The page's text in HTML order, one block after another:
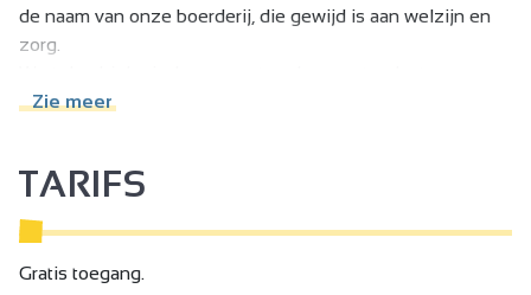
de naam van onze boerderij, die gewijd is aan welzijn en
zorg.
onze percelen met de hulp van onze ezel Iris. De rest
gesorteerd, verwerkt en verpakt op de boerderij. Ons
assortiment evolueert en varieert naargelang de bron.
Zie meer
TARIFS
Gratis toegang.